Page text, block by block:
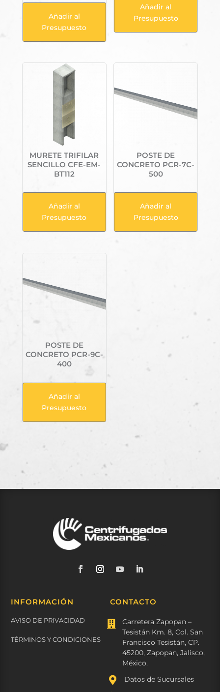
Añadir al
Presupuesto
Añadir al
Presupuesto
MURETE TRIFILAR
SENCILLO CFE-EM-
BT112
Añadir al
Presupuesto
POSTE DE
CONCRETO PCR-7C-
500
Añadir al
Presupuesto
POSTE DE
CONCRETO PCR-9C-
400
Añadir al
Presupuesto
INFORMACIÓN
AVISO DE PRIVACIDAD
TÉRMINOS Y CONDICIONES
CONTACTO

Carretera Zapopan –
Tesistán Km. 8, Col. San
Francisco Tesistán, CP.
45200, Zapopan, Jalisco,
México.
 Datos de Sucursales